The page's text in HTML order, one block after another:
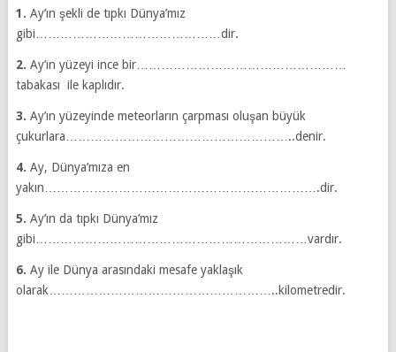
1. Ay’ın şekli de tıpkı Dünya’mız
gibi………………………………………dir.
2. Ay’ın yüzeyi ince bir……………………………………………
tabakası ile kaplıdır.
3. Ay’ın yüzeyinde meteorların çarpması oluşan büyük
çukurlara………………………………………………..denir.
4. Ay, Dünya’mıza en
yakın………………………………………………………….dir.
5. Ay’ın da tıpkı Dünya’mız
gibi…………………………………………………………vardır.
6. Ay ile Dünya arasındaki mesafe yaklaşık
olarak………………………………………………..kilometredir.